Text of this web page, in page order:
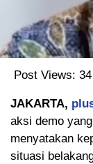
Post Views: 34
JAKARTA,
aksi demo
menyatakan
situasi